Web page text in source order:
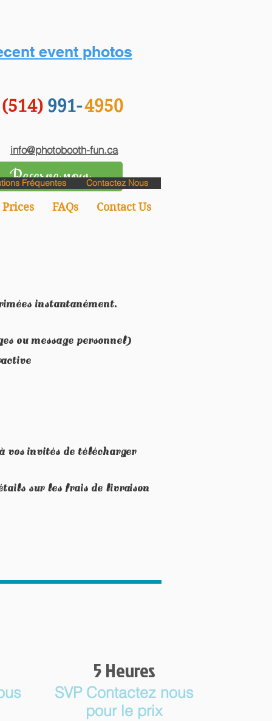
event photos
(514) 991-4950
info@photobooth-fun.ca
Reserve now
Prices FAQs Contact Us
Fréquentes Contactez Nous
instantanément.
ou message personnel)
vos invités de télécharger
sur les frais de livraison
5 Heures
SVP Contactez nous
pour le prix